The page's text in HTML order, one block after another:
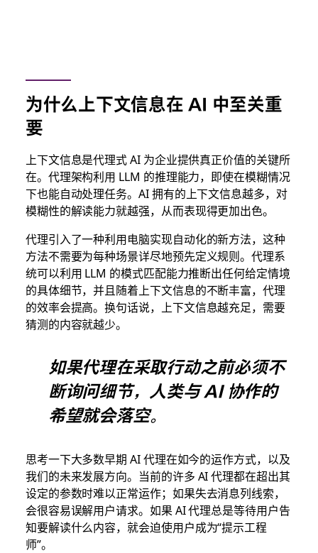
为什么上下文信息在 AI 中至关重
要
上下文信息是代理式 AI 为企业提供真正价值的关键所
在。代理架构利用 LLM 的推理能力，即使在模糊情况
下也能自动处理任务。AI 拥有的上下文信息越多，对
模糊性的解读能力就越强，从而表现得更加出色。
代理引入了一种利用电脑实现自动化的新方法，这种
方法不需要为每种场景详尽地预先定义规则。代理系
统可以利用 LLM 的模式匹配能力推断出任何给定情境
的具体细节，并且随着上下文信息的不断丰富，代理
的效率会提高。换句话说，上下文信息越充足，需要
猜测的内容就越少。
如果代理在采取行动之前必须不
断询问细节，人类与 AI 协作的
希望就会落空。
思考一下大多数早期 AI 代理在如今的运作方式，以及
我们的未来发展方向。当前的许多 AI 代理都在超出其
设定的参数时难以正常运作；如果失去消息列线索，
会很容易误解用户请求。如果 AI 代理总是等待用户告
知要解读什么内容，就会迫使用户成为“提示工程
师”。